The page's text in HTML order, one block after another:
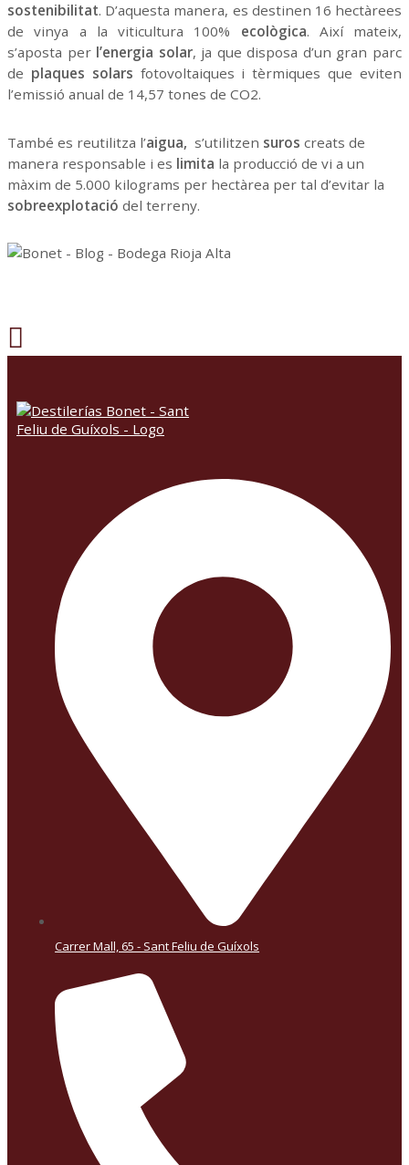
sostenibilitat. D’aquesta manera, es destinen 16 hectàrees
de vinya a la viticultura 100% ecològica. Així mateix,
s’aposta per l’energia solar, ja que disposa d’un gran parc
de plaques solars fotovoltaiques i tèrmiques que eviten
l’emissió anual de 14,57 tones de CO2.
També es reutilitza l’aigua, s’utilitzen suros creats de
manera responsable i es limita la producció de vi a un
màxim de 5.000 kilograms per hectàrea per tal d’evitar la
sobreexplotació del terreny.
Carrer Mall, 65 - Sant Feliu de Guíxols